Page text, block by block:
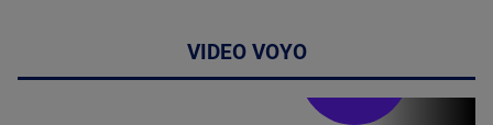
VIDEO VOYO